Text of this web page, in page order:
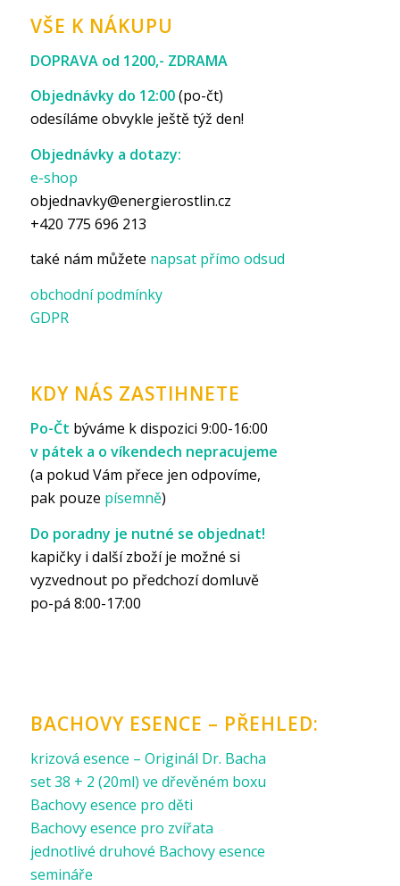
VŠE K NÁKUPU
DOPRAVA od 1200,- ZDRAMA
Objednávky do 12:00(po-čt)
odesíláme obvykle ještě týž den!
Objednávky a dotazy:
e-shop
objednavky@energierostlin.cz
+420 775 696 213
také nám můžete napsat přímo odsud
obchodní podmínky
GDPR
KDY NÁS ZASTIHNETE
Po-Čt býváme k dispozici 9:00-16:00
v pátek a o víkendech nepracujeme
(a pokud Vám přece jen odpovíme,
pak pouze písemně)
Do poradny je nutné se objednat!
kapičky i další zboží je možné si
vyzvednout po předchozí domluvě
po-pá 8:00-17:00
BACHOVY ESENCE – PŘEHLED:
krizová esence – Originál Dr. Bacha
set 38 + 2 (20ml) ve dřevěném boxu
Bachovy esence pro děti
Bachovy esence pro zvířata
jednotlivé druhové Bachovy esence
semináře